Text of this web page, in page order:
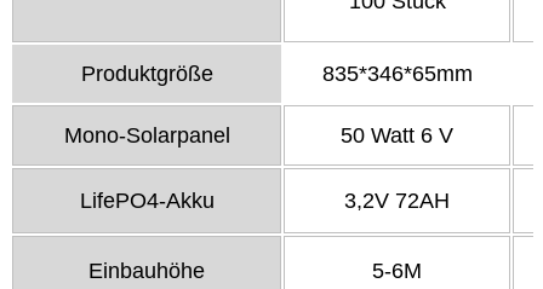
Produktgröße 835*346*65mm
Mono-Solarpanel 50 Watt 6 V
LifePO4-Akku 3,2V 72AH
Einbauhöhe 5-6M